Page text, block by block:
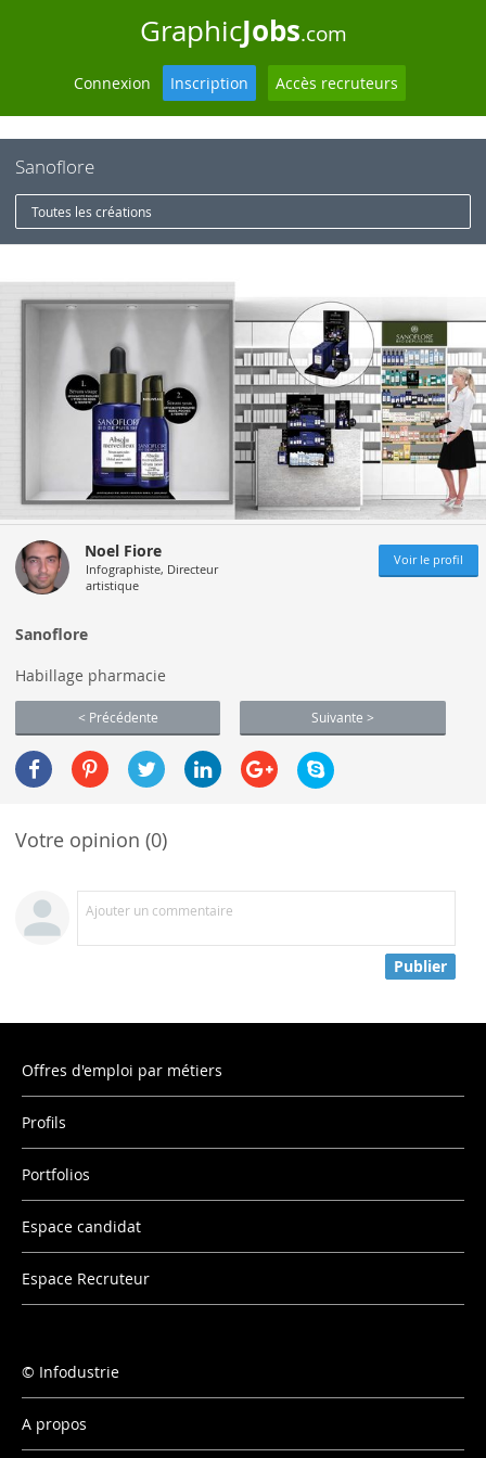
GraphicJobs.com
Connexion Inscription Accès recruteurs
Sanoflore
Toutes les créations
Noel Fiore
Infographiste, Directeur
artistique
Voir le profil
Sanoflore
Habillage pharmacie
< Précédente Suivante >
Votre opinion (0)
Ajouter un commentaire
Publier
Offres d'emploi par métiers
Profils
Portfolios
Espace candidat
Espace Recruteur
Infodustrie
A propos